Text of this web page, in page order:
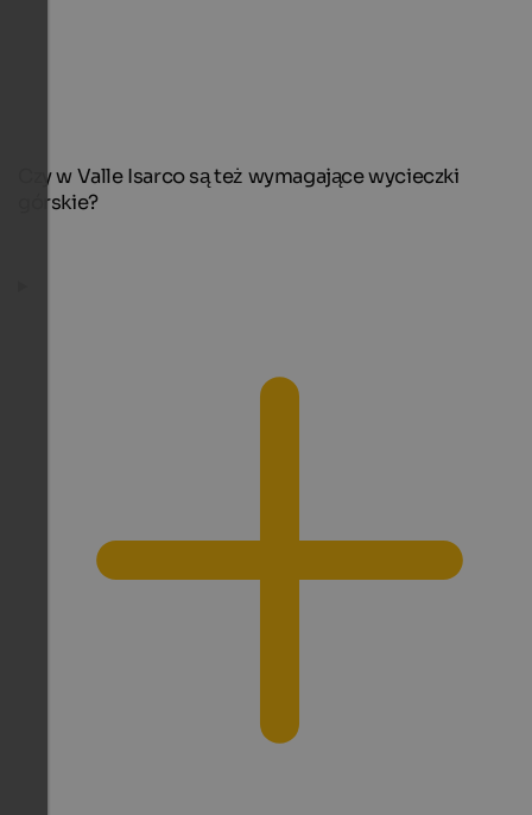
Czy w Valle Isarco są też wymagające wycieczki
górskie?